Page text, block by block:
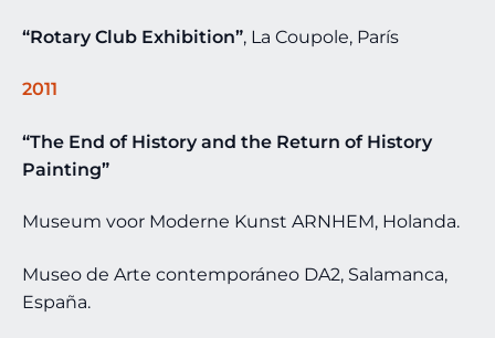
“Rotary Club Exhibition”, La Coupole, París
2011
“The End of History and the Return of History
Painting”
Museum voor Moderne Kunst ARNHEM, Holanda.
Museo de Arte contemporáneo DA2, Salamanca,
España.